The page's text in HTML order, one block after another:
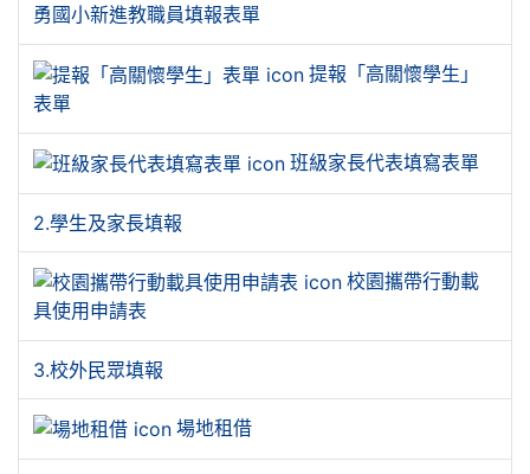
勇國小新進教職員填報表單
提報「高關懷學生」
表單
班級家長代表填寫表單
2.學生及家長填報
校園攜帶行動載
具使用申請表
3.校外民眾填報
場地租借